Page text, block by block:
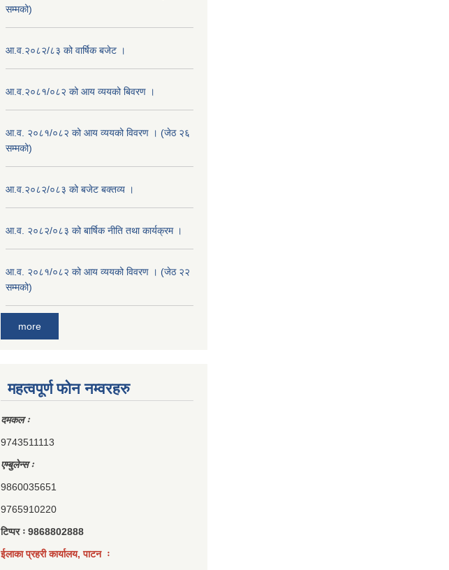
सम्मको)
आ.व.२०८२/८३ को वार्षिक बजेट ।
आ.व.२०८१/०८२ को आय व्ययको बिवरण ।
आ.व. २०८१/०८२ को आय व्ययको विवरण । (जेठ २६
सम्मको)
आ.व.२०८२/०८३ को बजेट बक्तव्य ।
आ.व. २०८२/०८३ को बार्षिक नीति तथा कार्यक्रम ।
आ.व. २०८१/०८२ को आय व्ययको विवरण । (जेठ २२
सम्मको)
more
महत्वपूर्ण फोन नम्वरहरु
दमकल ः
9743511113
एम्बुलेन्स ः
9860035651
9765910220
टिप्पर ः 9868802888
ईलाका प्रहरी कार्यालय, पाटन ः